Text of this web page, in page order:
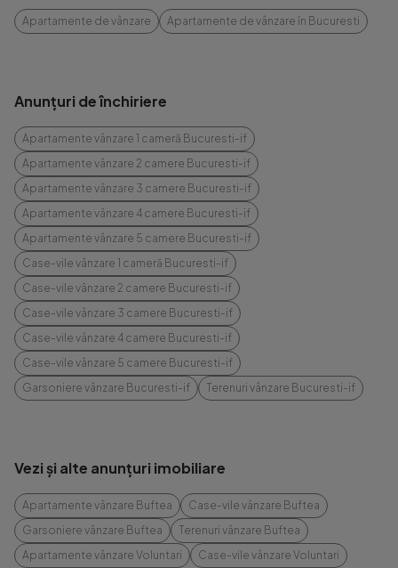
Apartamente de vânzare Apartamente de vânzare în Bucuresti
Anunțuri de închiriere
Apartamente vânzare 1 cameră Bucuresti-if
Apartamente vânzare 2 camere Bucuresti-if
Apartamente vânzare 3 camere Bucuresti-if
Apartamente vânzare 4 camere Bucuresti-if
Apartamente vânzare 5 camere Bucuresti-if
Case-vile vânzare 1 cameră Bucuresti-if
Case-vile vânzare 2 camere Bucuresti-if
Case-vile vânzare 3 camere Bucuresti-if
Case-vile vânzare 4 camere Bucuresti-if
Case-vile vânzare 5 camere Bucuresti-if
Garsoniere vânzare Bucuresti-if
Terenuri vânzare Bucuresti-if
Vezi și alte anunțuri imobiliare
Apartamente vânzare Buftea
Case-vile vânzare Buftea
Garsoniere vânzare Buftea
Terenuri vânzare Buftea
Apartamente vânzare Voluntari
Case-vile vânzare Voluntari